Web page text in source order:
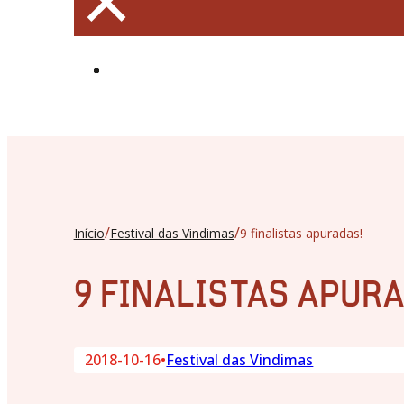
Início/Festival das Vindimas/9 finalistas apuradas!
9 FINALISTAS
2018-10-16•Festival das Vindimas